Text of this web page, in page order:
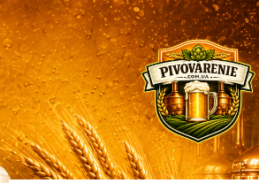
Skip
to
content
Skip
to
left
sidebar
Skip
to
right
sidebar
Skip
to
footer